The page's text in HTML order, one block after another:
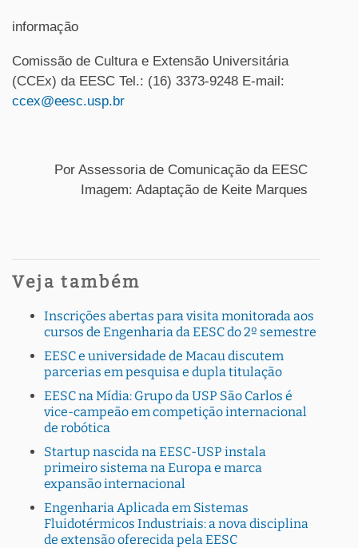
informação
Comissão de Cultura e Extensão Universitária
(CCEx) da EESC Tel.: (16) 3373-9248 E-mail:
ccex@eesc.usp.br
Por Assessoria de Comunicação da EESC
Imagem: Adaptação de Keite Marques
Veja também
Inscrições abertas para visita monitorada aos
cursos de Engenharia da EESC do 2º semestre
EESC e universidade de Macau discutem
parcerias em pesquisa e dupla titulação
EESC na Mídia: Grupo da USP São Carlos é
vice-campeão em competição internacional
de robótica
Startup nascida na EESC-USP instala
primeiro sistema na Europa e marca
expansão internacional
Engenharia Aplicada em Sistemas
Fluidotérmicos Industriais: a nova disciplina
de extensão oferecida pela EESC